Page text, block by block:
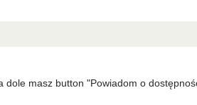
dole masz button "Powiadom o